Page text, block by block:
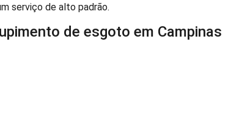
serviço de alto padrão.
de esgoto em Campinas